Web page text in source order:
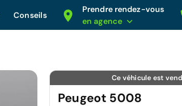
Conseils
Prendre rendez-vous
en agence
Ce véhicule est
Peugeot 5008